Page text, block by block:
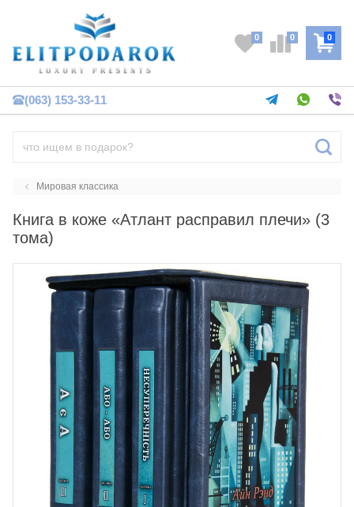
0
0 0
(063) 153-33-11
Мировая классика
Книга в коже «Атлант расправил плечи» (3
тома)